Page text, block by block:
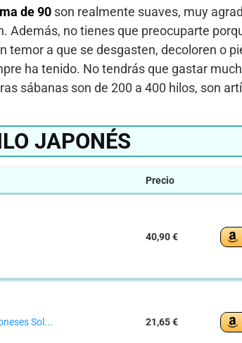
de 90 son realmente suaves, muy
Además, no tienes que preocuparte
a que se desgasten, decoloren o
ha tenido. No tendrás que gastar
sábanas son de 200 a 400 hilos, son
JAPONÉS
Precio
40,90 €
Sol... 21,65 €